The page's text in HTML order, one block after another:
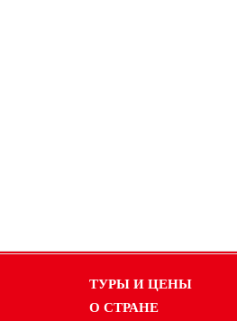
ТУРЫ И ЦЕНЫ
О СТРАНЕ